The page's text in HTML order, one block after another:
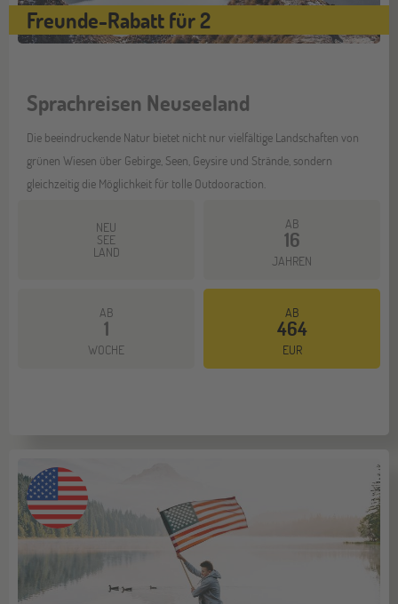
Freunde-Rabatt für 2
Sprachreisen Neuseeland
Die beeindruckende Natur bietet nicht nur vielfältige Landschaften von
grünen Wiesen über Gebirge, Seen, Geysire und Strände, sondern
gleichzeitig die Möglichkeit für tolle Outdooraction.
NEU
SEE
LAND
AB
16
JAHREN
AB
1
WOCHE
AB
464
EUR